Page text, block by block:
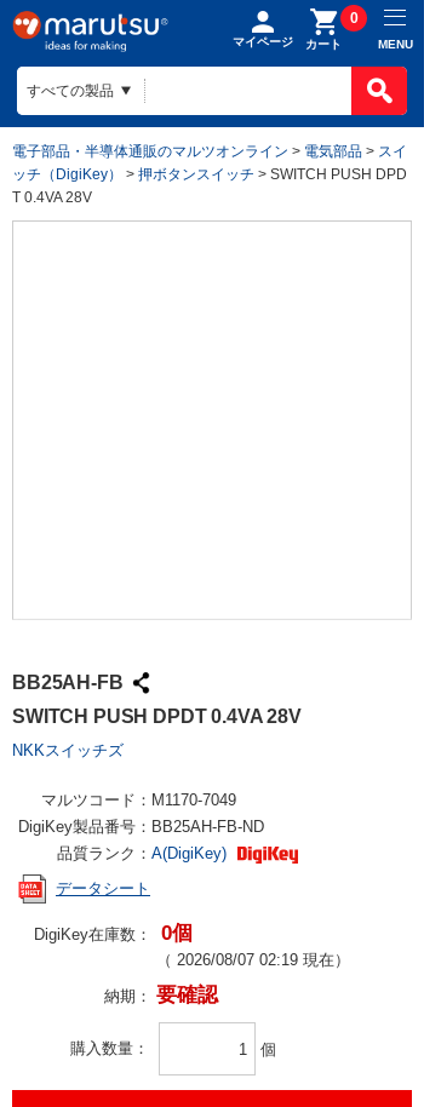
マイページ カート
0
MENU
電子部品・半導体通販のマルツオンライン > 電気部品 > スイ
ッチ（DigiKey）
> 押ボタンスイッチ > SWITCH PUSH DPD
T 0.4VA 28V
BB25AH-FB
SWITCH PUSH DPDT 0.4VA 28V
NKKスイッチズ
マルツコード： M1170-7049
DigiKey製品番号： BB25AH-FB-ND
品質ランク： A(DigiKey)
データシート
DigiKey在庫数： 0個
（ 2026/08/07 02:19 現在）
納期： 要確認
購入数量 個